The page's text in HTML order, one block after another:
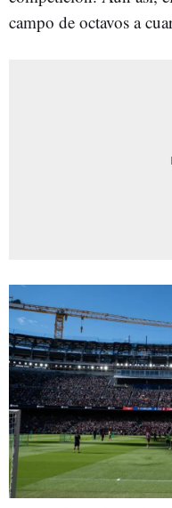
campo de octavos a